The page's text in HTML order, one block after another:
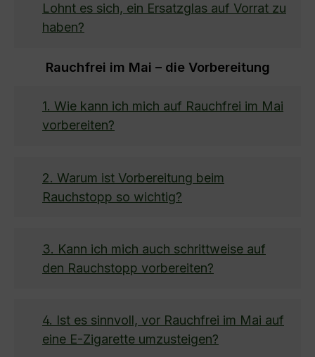
Lohnt es sich, ein Ersatzglas auf Vorrat zu
haben?
Rauchfrei im Mai – die Vorbereitung
1. Wie kann ich mich auf Rauchfrei im Mai
vorbereiten?
2. Warum ist Vorbereitung beim
Rauchstopp so wichtig?
3. Kann ich mich auch schrittweise auf
den Rauchstopp vorbereiten?
4. Ist es sinnvoll, vor Rauchfrei im Mai auf
eine E-Zigarette umzusteigen?